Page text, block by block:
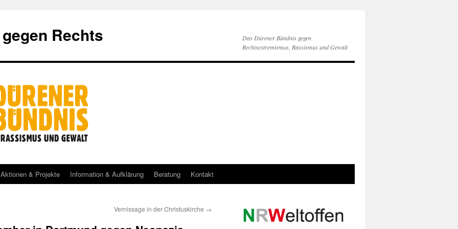
Rechts
Das Dürener Bündnis gegen
Rechtsextremismus, Rassismus und Gewalt
Aktionen & Projekte Information & Aufklärung Beratung Kontakt
Vernissage in der Christuskirche →